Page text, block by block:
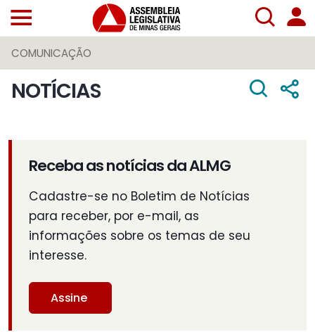
COMUNICAÇÃO
NOTÍCIAS
Receba as notícias da ALMG
Cadastre-se no Boletim de Notícias
para receber, por e-mail, as
informações sobre os temas de seu
interesse.
Assine